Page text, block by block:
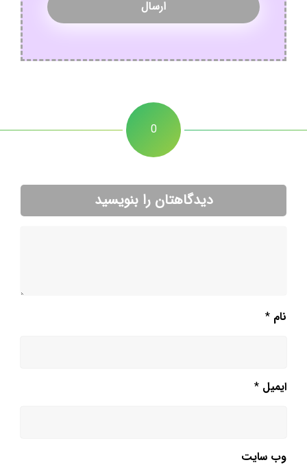
0
دیدگاهتان را بنویسید
نام *
ایمیل *
وب‌ سایت